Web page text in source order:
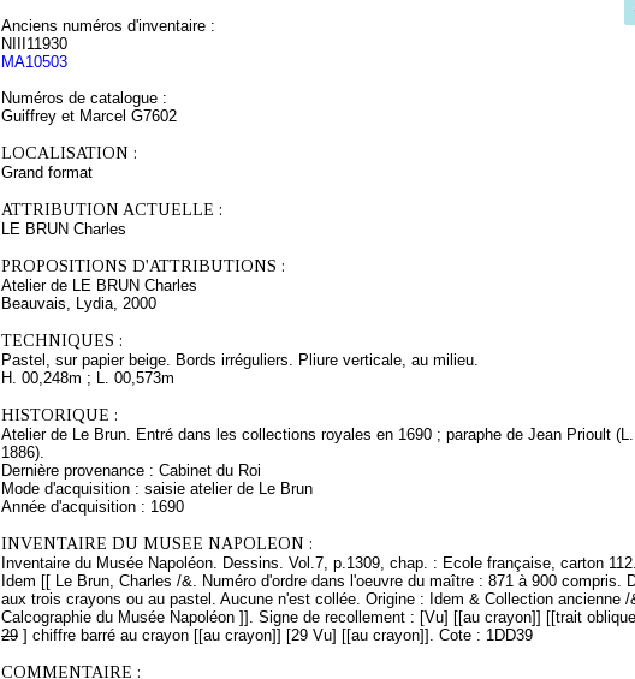
Anciens numéros d'inventaire :
NIII11930
MA10503
Numéros de catalogue :
Guiffrey et Marcel G7602
LOCALISATION :
Grand format
ATTRIBUTION ACTUELLE :
LE BRUN Charles
PROPOSITIONS D'ATTRIBUTIONS :
Atelier de LE BRUN Charles
Beauvais, Lydia, 2000
TECHNIQUES :
Pastel, sur papier beige. Bords irréguliers. Pliure verticale, au milieu.
H. 00,248m ; L. 00,573m
HISTORIQUE :
Atelier de Le Brun. Entré dans les collections royales en 1690 ; paraphe de Jean Prioult
1886).
Dernière provenance : Cabinet du Roi
Mode d'acquisition : saisie atelier de Le Brun
Année d'acquisition : 1690
INVENTAIRE DU MUSEE NAPOLEON :
Inventaire du Musée Napoléon. Dessins. Vol.7, p.1309, chap. : Ecole française, carton
Idem [[ Le Brun, Charles /&. Numéro d'ordre dans l'oeuvre du maître : 871 à 900 compris.
aux trois crayons ou au pastel. Aucune n'est collée. Origine : Idem & Collection ancienne
Calcographie du Musée Napoléon ]]. Signe de recollement : [Vu] [[au crayon]] [[trait
29 ] chiffre barré au crayon [[au crayon]] [29 Vu] [[au crayon]]. Cote : 1DD39
COMMENTAIRE :